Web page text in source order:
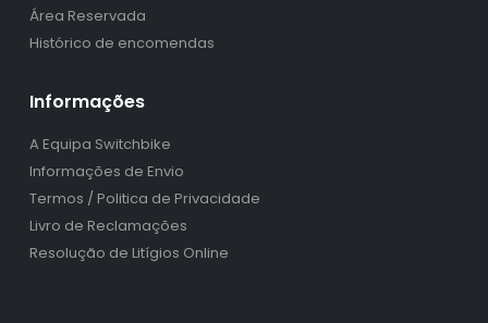
Área Reservada
Histórico de encomendas
Informações
A Equipa Switchbike
Informações de Envio
Termos / Politica de Privacidade
Livro de Reclamações
Resolução de Litígios Online